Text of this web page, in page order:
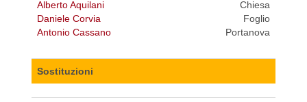
Alberto Aquilani
Daniele Corvia
Antonio Cassano
Chiesa
Foglio
Portanova
Sostituzioni